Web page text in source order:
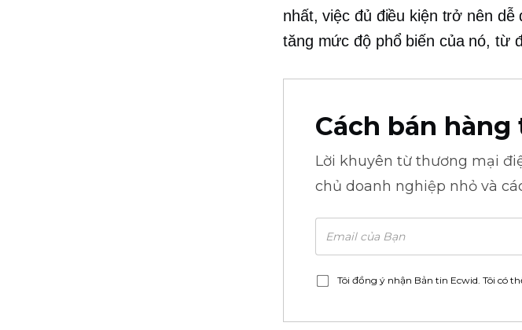
nhất, việc đủ điều kiện trở nên
tăng mức độ phổ biến của nó, từ
Cách bán
Lời khuyên từ thương mại
chủ doanh nghiệp nhỏ và
Tôi đồng ý nhận Bản tin Ecwid. Tôi có